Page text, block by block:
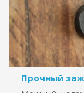
Прочный